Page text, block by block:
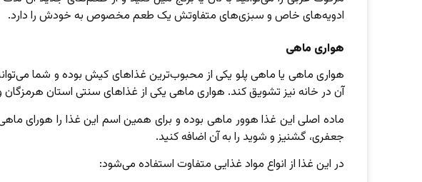
ادویه‌های خاص و سبزی‌های متفاوتش یک طعم مخصوص به خودش را دارد.
هواری ماهی
هواری ماهی یا ماهی پلو یکی از محبوب‌ترین غذاهای کیش بوده و شما
آن در خانه نیز تشویق کند. هواری ماهی یکی از غذاهای سنتی استان
ماده اصلی این غذا هوور ماهی بوده و برای همین اسم این غذا را هورای
جعفری، گشنیز و شوید را به آن اضافه کنید.
در این غذا از انواع مواد غذایی متفاوت استفاده می‌شود: